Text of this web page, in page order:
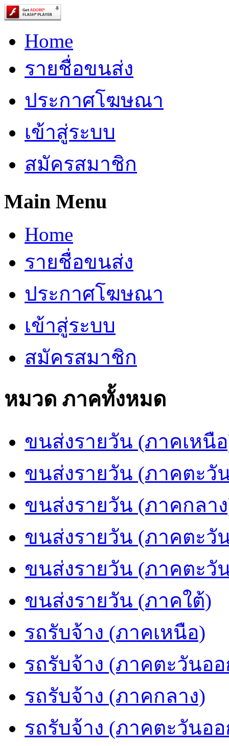
Home
รายชื่อขนส่ง
ประกาศโฆษณา
เข้าสู่ระบบ
สมัครสมาชิก
Main Menu
Home
รายชื่อขนส่ง
ประกาศโฆษณา
เข้าสู่ระบบ
สมัครสมาชิก
หมวด ภาคทั้งหมด
ขนส่งรายวัน (ภาคเหนื
ขนส่งรายวัน (ภาคตะวั
ขนส่งรายวัน (ภาคกลา
ขนส่งรายวัน (ภาคตะวั
ขนส่งรายวัน (ภาคตะวั
ขนส่งรายวัน (ภาคใต้)
รถรับจ้าง (ภาคเหนือ)
รถรับจ้าง (ภาคตะวันออ
รถรับจ้าง (ภาคกลาง)
รถรับจ้าง (ภาคตะวันอ